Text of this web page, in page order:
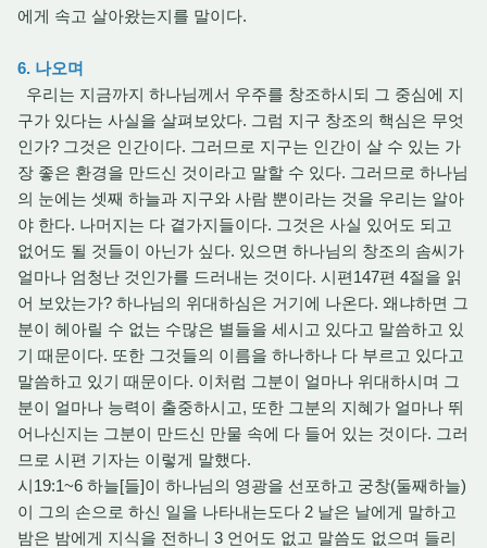
에게 속고 살아왔는지를 말이다.
6. 나오며
우리는 지금까지 하나님께서 우주를 창조하시되 그 중심에 지
구가 있다는 사실을 살펴보았다. 그럼 지구 창조의 핵심은 무엇
인가? 그것은 인간이다. 그러므로 지구는 인간이 살 수 있는 가
장 좋은 환경을 만드신 것이라고 말할 수 있다. 그러므로 하나님
의 눈에는 셋째 하늘과 지구와 사람 뿐이라는 것을 우리는 알아
야 한다. 나머지는 다 곁가지들이다. 그것은 사실 있어도 되고
없어도 될 것들이 아닌가 싶다. 있으면 하나님의 창조의 솜씨가
얼마나 엄청난 것인가를 드러내는 것이다. 시편147편 4절을 읽
어 보았는가? 하나님의 위대하심은 거기에 나온다. 왜냐하면 그
분이 헤아릴 수 없는 수많은 별들을 세시고 있다고 말씀하고 있
기 때문이다. 또한 그것들의 이름을 하나하나 다 부르고 있다고
말씀하고 있기 때문이다. 이처럼 그분이 얼마나 위대하시며 그
분이 얼마나 능력이 출중하시고, 또한 그분의 지혜가 얼마나 뛰
어나신지는 그분이 만드신 만물 속에 다 들어 있는 것이다. 그러
므로 시편 기자는 이렇게 말했다.
시19:1~6 하늘[들]이 하나님의 영광을 선포하고 궁창(둘째하늘)
이 그의 손으로 하신 일을 나타내는도다 2 날은 날에게 말하고
밤은 밤에게 지식을 전하니 3 언어도 없고 말씀도 없으며 들리